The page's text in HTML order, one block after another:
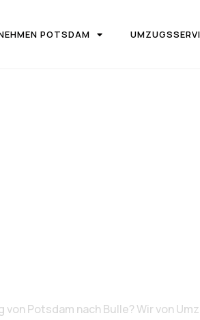
POTSDAM
Potsdam nach Bulle? Wir von